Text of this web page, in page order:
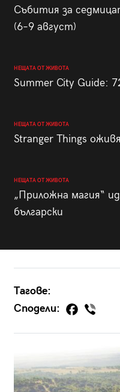
Събития за
(6–9 август)
НЕЩАТА ОТ ЖИВОТА
Summer City Guide:
НЕЩАТА ОТ ЖИВОТА
Stranger Things
НЕЩАТА ОТ ЖИВОТА
„Приложна магия“
български
Тагове:
Сподели: